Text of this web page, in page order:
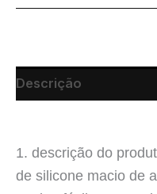
Descrição
1. descrição do
de silicone macio de